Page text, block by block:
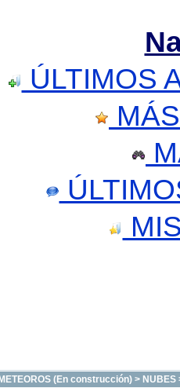
ÚLTIMOS
(En construcción) > NUBES